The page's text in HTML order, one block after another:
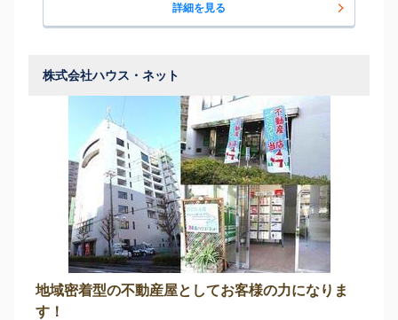
詳細を見る
株式会社ハウス・ネット
地域密着型の不動産屋としてお客様の力になりま
す！